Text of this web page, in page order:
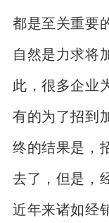
都是至关重要
自然是力求将
此，很多企业
有的为了招到
终的结果是，
去了，但是，
近年来诸如经